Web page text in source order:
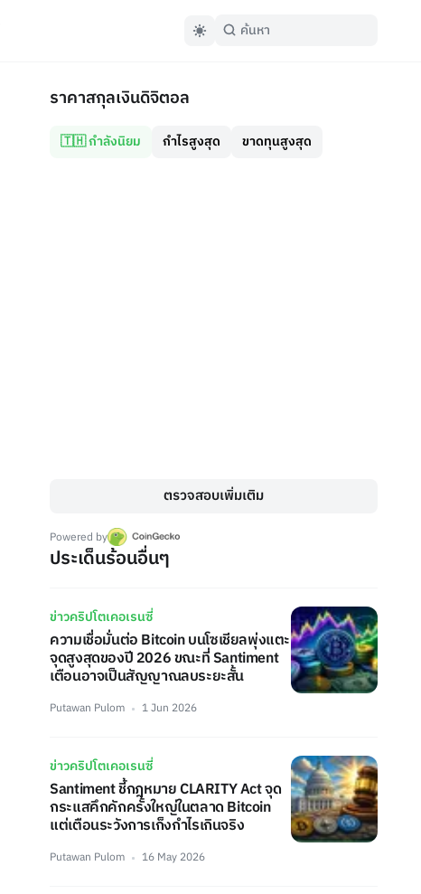
ราคาสกุลเงินดิจิตอล
🇹🇭 กำลังนิยม กำไรสูงสุด ขาดทุนสูงสุด
ตรวจสอบเพิ่มเติม
Powered by
ประเด็นร้อนอื่นๆ
ข่าวคริปโตเคอเรนซี่
ความเชื่อมั่นต่อ Bitcoin บนโซเชียลพุ่งแตะ
จุดสูงสุดของปี 2026 ขณะที่ Santiment
เตือนอาจเป็นสัญญาณลบระยะสั้น
Putawan Pulom 1 Jun 2026
ข่าวคริปโตเคอเรนซี่
Santiment ชี้กฎหมาย CLARITY Act จุด
กระแสคึกคักครั้งใหญ่ในตลาด Bitcoin
แต่เตือนระวังการเก็งกำไรเกินจริง
Putawan Pulom 16 May 2026